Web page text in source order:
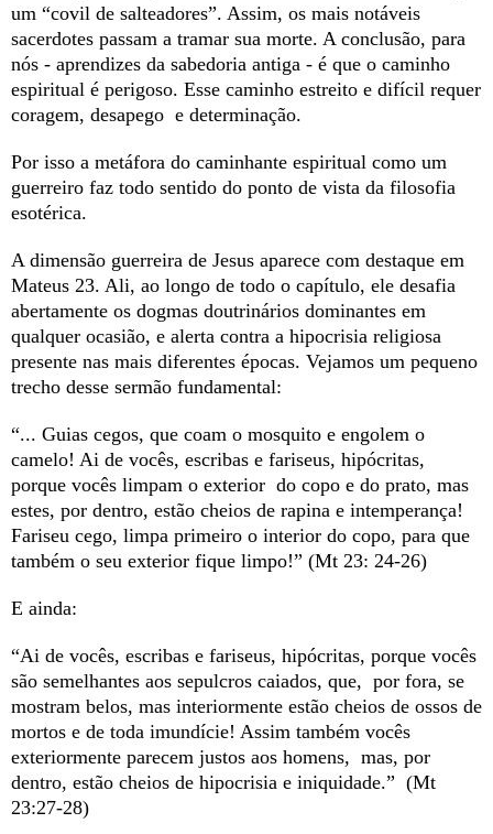
um “covil de salteadores”. Assim, os mais notáveis
sacerdotes passam a tramar sua morte. A conclusão, para
nós - aprendizes da sabedoria antiga - é que o caminho
espiritual é perigoso. Esse caminho estreito e difícil requer
coragem, desapego e determinação.
Por isso a metáfora do caminhante espiritual como um
guerreiro faz todo sentido do ponto de vista da filosofia
esotérica.
A dimensão guerreira de Jesus aparece com destaque em
Mateus 23. Ali, ao longo de todo o capítulo, ele desafia
abertamente os dogmas doutrinários dominantes em
qualquer ocasião, e alerta contra a hipocrisia religiosa
presente nas mais diferentes épocas. Vejamos um pequeno
trecho desse sermão fundamental:
“... Guias cegos, que coam o mosquito e engolem o
camelo! Ai de vocês, escribas e fariseus, hipócritas,
porque vocês limpam o exterior do copo e do prato, mas
estes, por dentro, estão cheios de rapina e intemperança!
Fariseu cego, limpa primeiro o interior do copo, para que
também o seu exterior fique limpo!” (Mt 23: 24-26)
E ainda:
“Ai de vocês, escribas e fariseus, hipócritas, porque vocês
são semelhantes aos sepulcros caiados, que, por fora, se
mostram belos, mas interiormente estão cheios de ossos de
mortos e de toda imundície! Assim também vocês
exteriormente parecem justos aos homens, mas, por
dentro, estão cheios de hipocrisia e iniquidade.” (Mt
23:27-28)